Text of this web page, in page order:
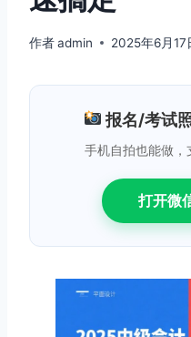
作者admin 2025年6月17
报名/考试
手机自拍也能做
打开微